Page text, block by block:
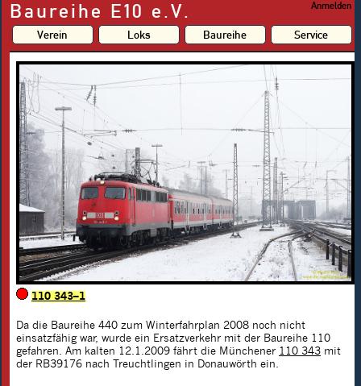
Baureihe E10 e.V. Anmelden
Verein Loks Baureihe Service
110 343–1
Da die Baureihe 440 zum Winterfahrplan 2008 noch nicht
einsatzfähig war, wurde ein Ersatzverkehr mit der Baureihe 110
gefahren. Am kalten 12.1.2009 fährt die Münchener 110 343 mit
der RB39176 nach Treuchtlingen in Donauwörth ein.